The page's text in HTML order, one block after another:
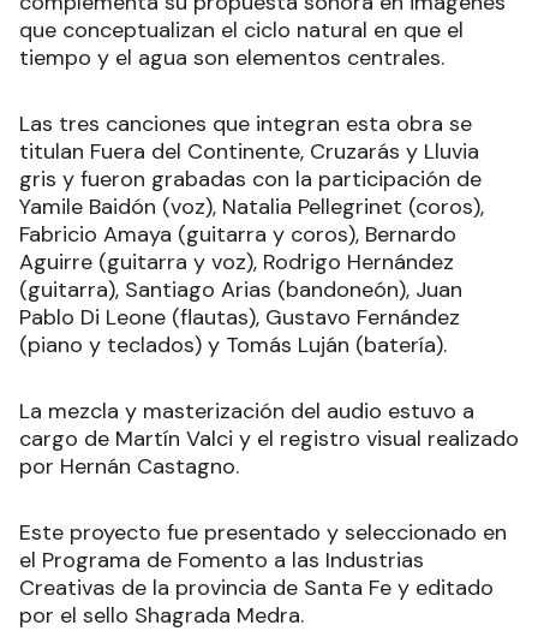
que conceptualizan el ciclo natural en que el
tiempo y el agua son elementos centrales.
Las tres canciones que integran esta obra se
titulan Fuera del Continente, Cruzarás y Lluvia
gris y fueron grabadas con la participación de
Yamile Baidón (voz), Natalia Pellegrinet (coros),
Fabricio Amaya (guitarra y coros), Bernardo
Aguirre (guitarra y voz), Rodrigo Hernández
(guitarra), Santiago Arias (bandoneón), Juan
Pablo Di Leone (flautas), Gustavo Fernández
(piano y teclados) y Tomás Luján (batería).
La mezcla y masterización del audio estuvo a
cargo de Martín Valci y el registro visual realizado
por Hernán Castagno.
Este proyecto fue presentado y seleccionado en
el Programa de Fomento a las Industrias
Creativas de la provincia de Santa Fe y editado
por el sello Shagrada Medra.